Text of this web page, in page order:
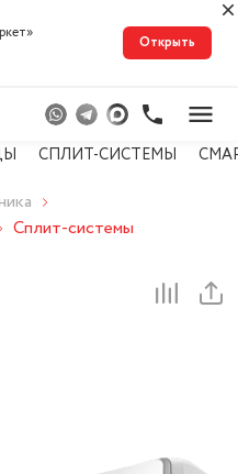
Открыть
СПЛИТ-СИСТЕМЫ
Сплит-системы